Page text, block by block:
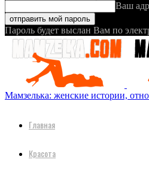
Ваш
Пароль будет выслан Вам по
Мамзелька: женские истории,
Главная
Красота